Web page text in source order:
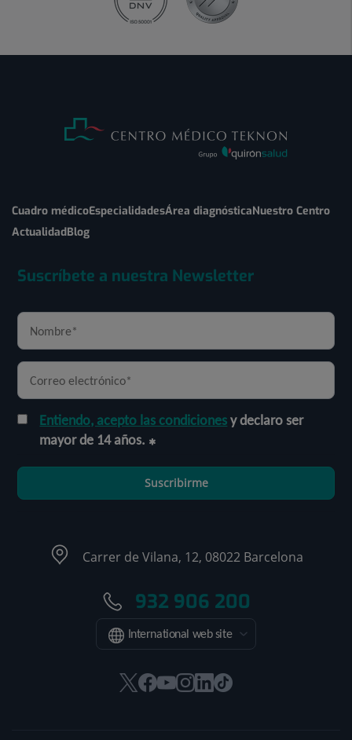
Cuadro médicoEspecialidadesÁrea diagnósticaNuestro Centro
ActualidadBlog
Suscríbete a nuestra Newsletter
Entiendo, acepto las condicionesy declaro ser
mayor de 14 años.
Suscribirme
Carrer de Vilana, 12, 08022 Barcelona
932 906 200
International web site
EsteEsteEsteEsteEsteEnlace